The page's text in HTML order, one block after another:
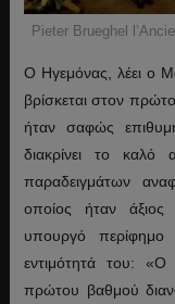
Pieter Brueghel
Ο Ηγεμόνας, λέει ο
βρίσκεται στον
ήταν σαφώς
διακρίνει το
παραδειγμάτων
οποίος ήταν άξιος
υπουργό περίφημο
εντιμότητά του: «Ο
πρώτου βαθμού